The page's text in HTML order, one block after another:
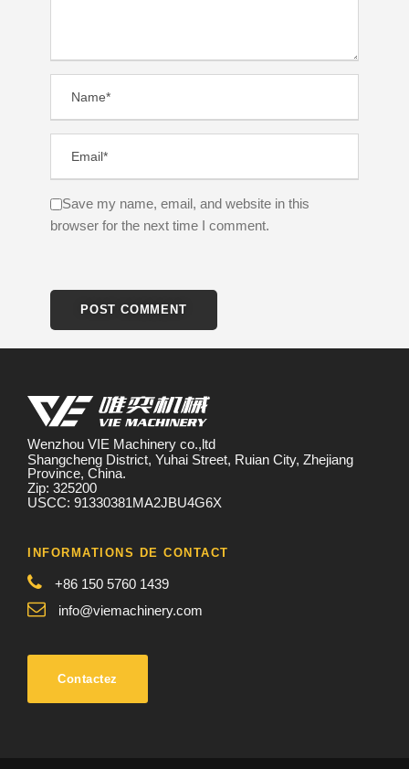
Save my name, email, and website in this
browser for the next time I comment.
Wenzhou VIE Machinery co.,ltd
Shangcheng District, Yuhai Street, Ruian City, Zhejiang
Province, China.
Zip: 325200
USCC: 91330381MA2JBU4G6X
INFORMATIONS DE CONTACT
+86 150 5760 1439
info@viemachinery.com
Contactez